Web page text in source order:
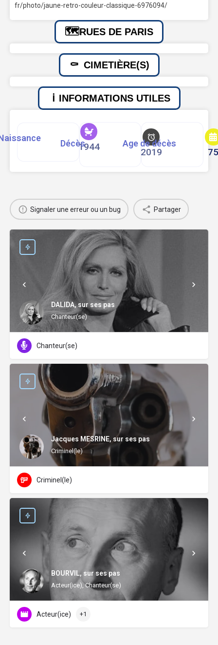
fr/photo/jaune-retro-couleur-classique-6976094/
RUES DE PARIS
CIMETIÈRE(S)
INFORMATIONS UTILES
1944
Décès
2019
Age de décès
Signaler une erreur ou un bug Partager
DALIDA, sur ses pas
Chanteur(se)
Chanteur(se)
Jacques MESRINE, sur ses pas
Criminel(le)
Criminel(le)
BOURVIL, sur ses pas
Acteur(ice), Chanteur(se)
Acteur(ice) +1